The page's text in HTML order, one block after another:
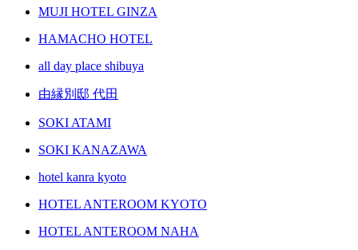
MUJI HOTEL GINZA
HAMACHO HOTEL
all day place shibuya
由縁別邸 代田
SOKI ATAMI
SOKI KANAZAWA
hotel kanra kyoto
HOTEL ANTEROOM KYOTO
HOTEL ANTEROOM NAHA